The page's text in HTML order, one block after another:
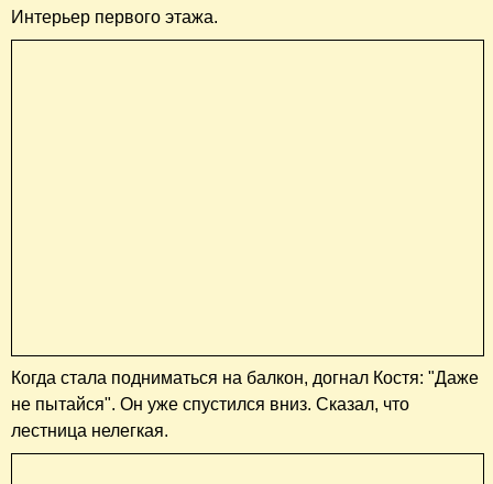
Интерьер первого этажа.
Когда стала подниматься на балкон, догнал Костя: "Даже
не пытайся". Он уже спустился вниз. Сказал, что
лестница нелегкая.